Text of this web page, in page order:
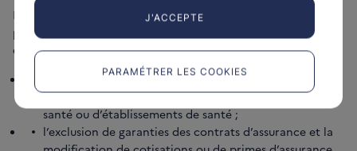
Le traitements portant sur ces données ne peuvent pas avoir
pour objet l’une des deux finalités interdites définies ci-
dessous :
la promotion des produits mentionnés au II de
l’article L. 5311-1 en direction de professionnels de
santé ou d’établissements de santé ;
l’exclusion de garanties des contrats d’assurance et la
J'ACCEPTE
PARAMÉTRER LES COOKIES